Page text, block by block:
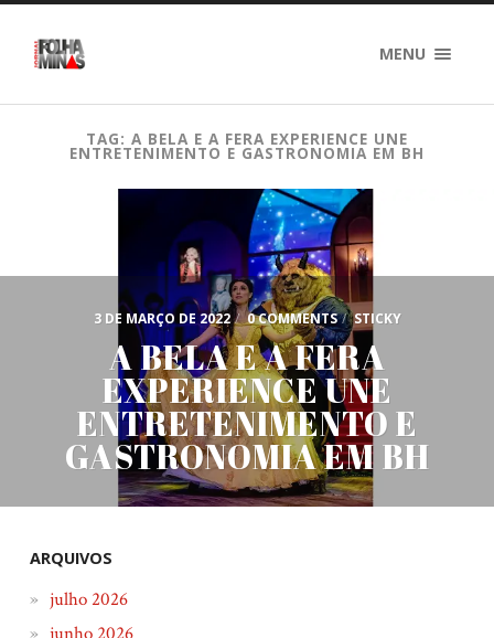
MENU
TAG: A BELA E A FERA EXPERIENCE UNE
ENTRETENIMENTO E GASTRONOMIA EM BH
3 DE MARÇO DE 2022 / 0 COMMENTS / STICKY
A BELA E A FERA
EXPERIENCE UNE
ENTRETENIMENTO E
GASTRONOMIA EM BH
ARQUIVOS
julho 2026